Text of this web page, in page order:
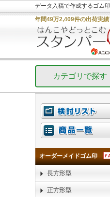
データ入稿で作成するゴム
年間49万2,409件の出荷実績
カテゴリで探す
オーダーメイドゴム印
長方形型
正方形型